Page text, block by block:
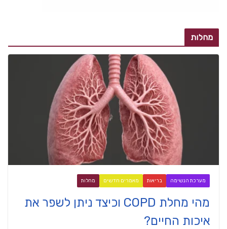
מחלות
מערכת הנשימה בריאות מאמרים חדשים מחלות
מהי מחלת COPD וכיצד ניתן לשפר את
איכות החיים?